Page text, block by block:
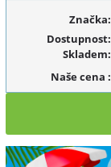
Značka:
Dostupnost:
Skladem:
Naše cena :